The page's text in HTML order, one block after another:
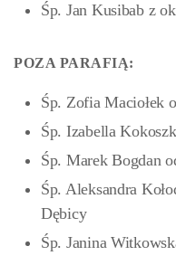
Śp. Jan Kusibab z
POZA PARAFIĄ:
Śp. Zofia Maciołek
Śp. Izabella
Śp. Marek Bogdan
Śp. Aleksandra
Dębicy
Śp. Janina